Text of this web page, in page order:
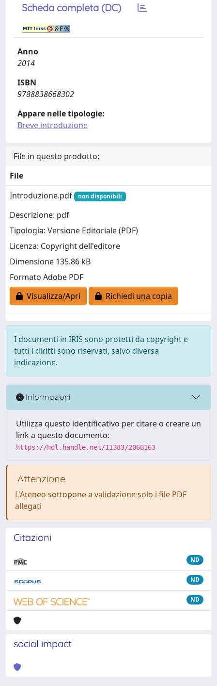
Scheda completa (DC)
Anno
2014
ISBN
9788838668302
Appare nelle tipologie:
Breve introduzione
File in questo prodotto:
File
Introduzione.pdf
non disponibili
Descrizione: pdf
Tipologia: Versione Editoriale (PDF)
Licenza: Copyright dell'editore
Dimensione 135.86 kB
Formato Adobe PDF
Visualizza/Apri
Richiedi una copia
I documenti in IRIS sono protetti da copyright e
tutti i diritti sono riservati, salvo diversa
indicazione.
Informazioni
Utilizza questo identificativo per citare o creare un
link a questo documento:
https://hdl.handle.net/11383/2068163
Attenzione
L'Ateneo sottopone a validazione solo i file PDF
allegati
Citazioni
ND
ND
ND
social impact